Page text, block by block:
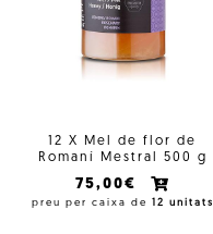
12 X Mel de flor de
Romaní Mestral 500 g
75,00€
preu per caixa de 12 unitats